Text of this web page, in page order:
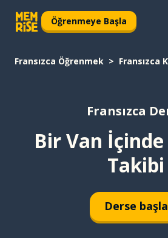
Öğrenmeye Başla
Fransızca Öğrenmek Fransızca
Fransızca
Bir Van
Takibi
Derse başla